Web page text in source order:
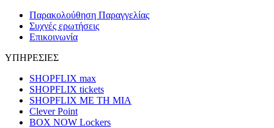
Παρακολούθηση Παραγγελίας
Συχνές ερωτήσεις
Επικοινωνία
ΥΠΗΡΕΣΙΕΣ
SHOPFLIX max
SHOPFLIX tickets
SHOPFLIX ΜΕ ΤΗ ΜΙΑ
Clever Point
BOX NOW Lockers